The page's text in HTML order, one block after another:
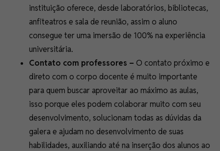
instituição oferece, desde laboratórios, bibliotecas,
anfiteatros e sala de reunião, assim o aluno
consegue ter uma imersão de 100% na experiência
universitária.
Contato com professores – O contato próximo e
direto com o corpo docente é muito importante
para quem buscar aproveitar ao máximo as aulas,
isso porque eles podem colaborar muito com seu
desenvolvimento, solucionam todas as dúvidas da
galera e ajudam no desenvolvimento de suas
habilidades, auxiliando até na inserção dos alunos ao